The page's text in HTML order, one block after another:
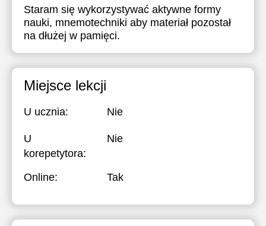
Staram się wykorzystywać aktywne formy
nauki, mnemotechniki aby materiał pozostał
na dłużej w pamięci.
Miejsce lekcji
U ucznia: Nie
U
korepetytora:
Nie
Online: Tak